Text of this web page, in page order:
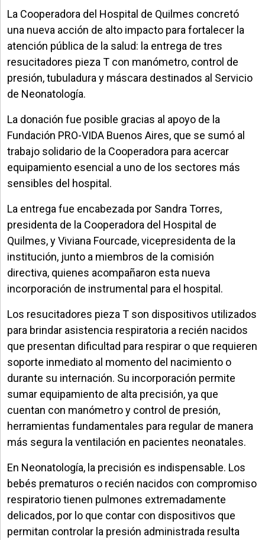
La Cooperadora del Hospital de Quilmes concretó
una nueva acción de alto impacto para fortalecer la
atención pública de la salud: la entrega de tres
resucitadores pieza T con manómetro, control de
presión, tubuladura y máscara destinados al Servicio
de Neonatología.
La donación fue posible gracias al apoyo de la
Fundación PRO-VIDA Buenos Aires, que se sumó al
trabajo solidario de la Cooperadora para acercar
equipamiento esencial a uno de los sectores más
sensibles del hospital.
La entrega fue encabezada por Sandra Torres,
presidenta de la Cooperadora del Hospital de
Quilmes, y Viviana Fourcade, vicepresidenta de la
institución, junto a miembros de la comisión
directiva, quienes acompañaron esta nueva
incorporación de instrumental para el hospital.
Los resucitadores pieza T son dispositivos utilizados
para brindar asistencia respiratoria a recién nacidos
que presentan dificultad para respirar o que requieren
soporte inmediato al momento del nacimiento o
durante su internación. Su incorporación permite
sumar equipamiento de alta precisión, ya que
cuentan con manómetro y control de presión,
herramientas fundamentales para regular de manera
más segura la ventilación en pacientes neonatales.
En Neonatología, la precisión es indispensable. Los
bebés prematuros o recién nacidos con compromiso
respiratorio tienen pulmones extremadamente
delicados, por lo que contar con dispositivos que
permitan controlar la presión administrada resulta